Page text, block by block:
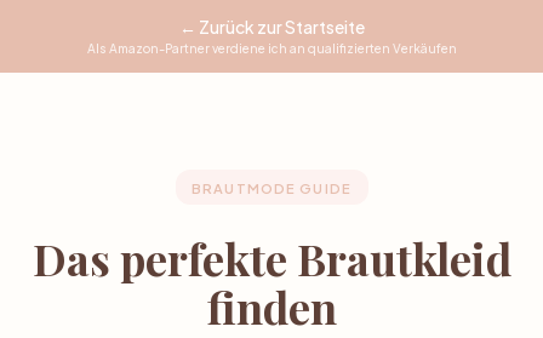
← Zurück zur Startseite
Als Amazon-Partner verdiene ich an qualifizierten Verkäufen
BRAUTMODE GUIDE
Das perfekte Brautkleid
finden